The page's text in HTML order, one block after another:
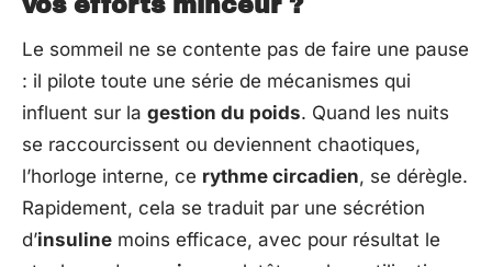
vos efforts minceur ?
Le sommeil ne se contente pas de faire une pause
: il pilote toute une série de mécanismes qui
influent sur la gestion du poids. Quand les nuits
se raccourcissent ou deviennent chaotiques,
l’horloge interne, ce rythme circadien, se dérègle.
Rapidement, cela se traduit par une sécrétion
d’insuline moins efficace, avec pour résultat le